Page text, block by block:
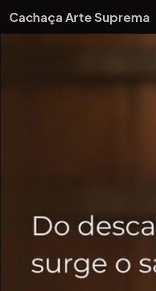
Cachaça Arte Suprema